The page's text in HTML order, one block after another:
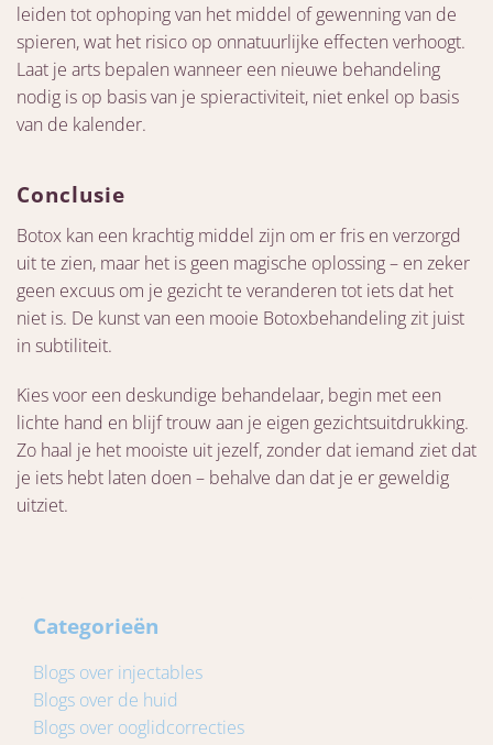
leiden tot ophoping van het middel of gewenning van de
spieren, wat het risico op onnatuurlijke effecten verhoogt.
Laat je arts bepalen wanneer een nieuwe behandeling
nodig is op basis van je spieractiviteit, niet enkel op basis
van de kalender.
Conclusie
Botox kan een krachtig middel zijn om er fris en verzorgd
uit te zien, maar het is geen magische oplossing – en zeker
geen excuus om je gezicht te veranderen tot iets dat het
niet is. De kunst van een mooie Botoxbehandeling zit juist
in subtiliteit.
Kies voor een deskundige behandelaar, begin met een
lichte hand en blijf trouw aan je eigen gezichtsuitdrukking.
Zo haal je het mooiste uit jezelf, zonder dat iemand ziet dat
je iets hebt laten doen – behalve dan dat je er geweldig
uitziet.
Categorieën
Blogs over injectables
Blogs over de huid
Blogs over ooglidcorrecties